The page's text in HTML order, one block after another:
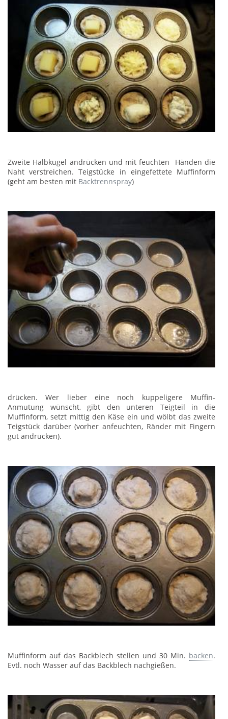
Zweite Halbkugel andrücken und mit feuchten Händen die
Naht verstreichen. Teigstücke in eingefettete Muffinform
(geht am besten mit Backtrennspray)
drücken. Wer lieber eine noch kuppeligere Muffin-
Anmutung wünscht, gibt den unteren Teigteil in die
Muffinform, setzt mittig den Käse ein und wölbt das zweite
Teigstück darüber (vorher anfeuchten, Ränder mit Fingern
gut andrücken).
Muffinform auf das Backblech stellen und 30 Min. backen.
Evtl. noch Wasser auf das Backblech nachgießen.